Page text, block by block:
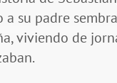
a su padre
viviendo de